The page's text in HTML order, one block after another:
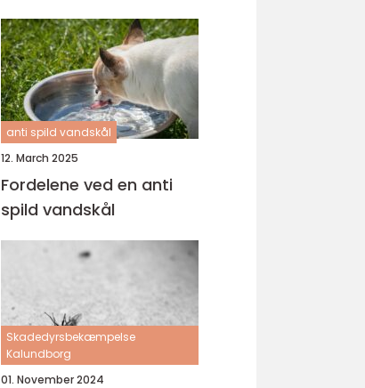
anti spild vandskål
12. March 2025
Fordelene ved en anti
spild vandskål
Skadedyrsbekæmpelse
Kalundborg
01. November 2024